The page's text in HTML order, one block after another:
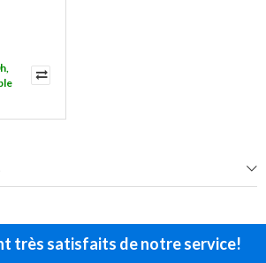
très satisfaits de notre service!